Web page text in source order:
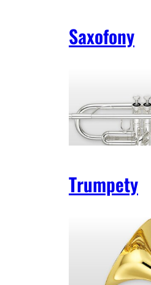
Saxofony
Trumpety